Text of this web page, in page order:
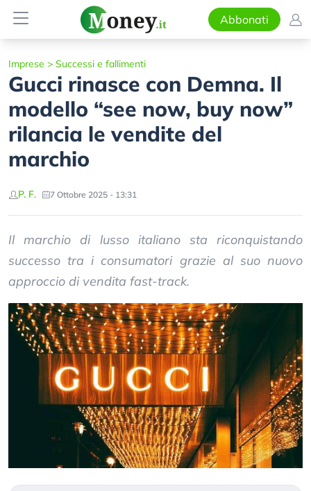
Abbonati
Imprese > Successi e fallimenti
Gucci rinasce con Demna. Il
modello “see now, buy now”
rilancia le vendite del
marchio
P. F. 7 Ottobre 2025 - 13:31
Il marchio di lusso italiano sta riconquistando
successo tra i consumatori grazie al suo nuovo
approccio di vendita fast-track.